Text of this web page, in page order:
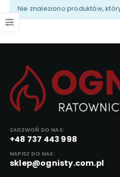
Nie znaleziono produktów,
ZADZWOŃ DO NAS:
+48 737 443 998
NAPISZ DO NAS:
sklep@ognisty.com.pl